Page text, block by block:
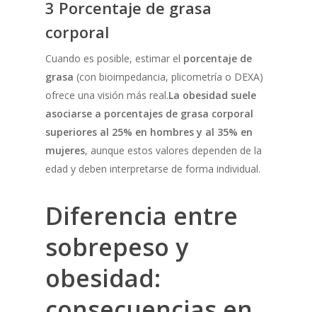
3 Porcentaje de grasa
corporal
Cuando es posible, estimar el porcentaje de
grasa (con bioimpedancia, plicometría o DEXA)
ofrece una visión más real.La obesidad suele
asociarse a porcentajes de grasa corporal
superiores al 25% en hombres y al 35% en
mujeres, aunque estos valores dependen de la
edad y deben interpretarse de forma individual.
Diferencia entre
sobrepeso y
obesidad: